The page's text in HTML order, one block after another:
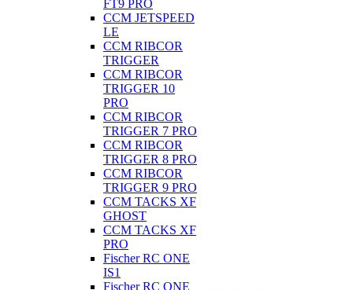
FT9 PRO
CCM JETSPEED
LE
CCM RIBCOR
TRIGGER
CCM RIBCOR
TRIGGER 10
PRO
CCM RIBCOR
TRIGGER 7 PRO
CCM RIBCOR
TRIGGER 8 PRO
CCM RIBCOR
TRIGGER 9 PRO
CCM TACKS XF
GHOST
CCM TACKS XF
PRO
Fischer RC ONE
IS1
Fischer RC ONE